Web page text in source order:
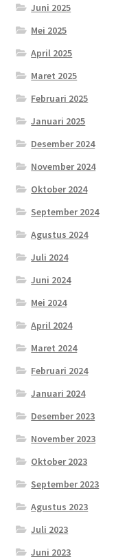
Juni 2025
Mei 2025
April 2025
Maret 2025
Februari 2025
Januari 2025
Desember 2024
November 2024
Oktober 2024
September 2024
Agustus 2024
Juli 2024
Juni 2024
Mei 2024
April 2024
Maret 2024
Februari 2024
Januari 2024
Desember 2023
November 2023
Oktober 2023
September 2023
Agustus 2023
Juli 2023
Juni 2023